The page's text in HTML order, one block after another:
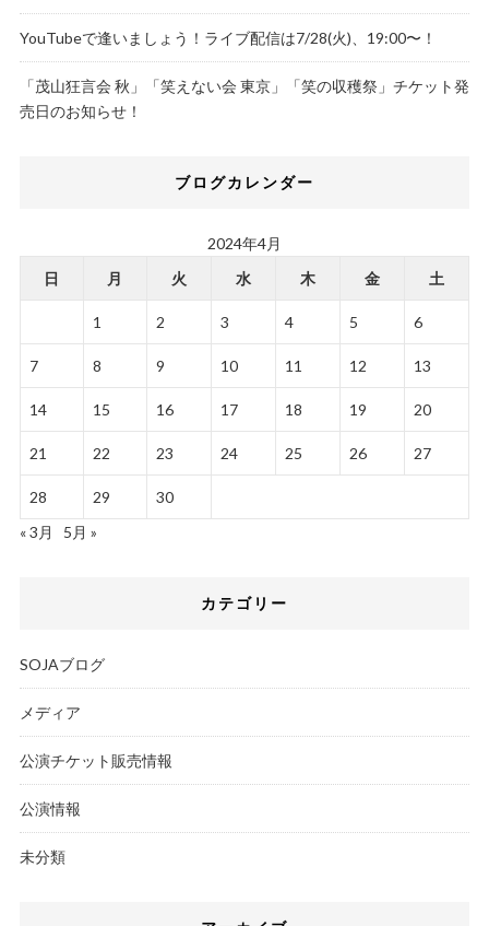
YouTubeで逢いましょう！ライブ配信は7/28(火)、19:00〜！
「茂山狂言会 秋」「笑えない会 東京」「笑の収穫祭」チケット発
売日のお知らせ！
ブログカレンダー
2024年4月
日
月 火 水 木 金 土
1 2 3 4 5 6
7 8 9 10 11 12 13
14 15 16 17 18 19 20
21 22 23 24 25 26 27
28 29
30
« 3月
5月 »
カテゴリー
SOJAブログ
メディア
公演チケット販売情報
公演情報
未分類